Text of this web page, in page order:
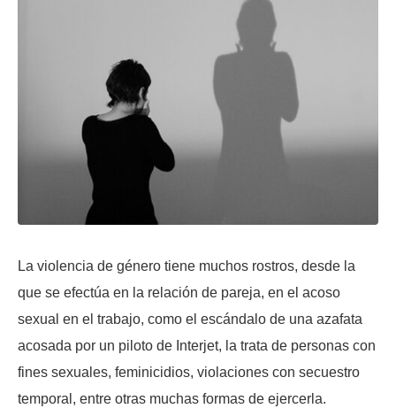
La violencia de género tiene muchos rostros, desde la
que se efectúa en la relación de pareja, en el acoso
sexual en el trabajo, como el escándalo de una azafata
acosada por un piloto de Interjet, la trata de personas con
fines sexuales, feminicidios, violaciones con secuestro
temporal, entre otras muchas formas de ejercerla.